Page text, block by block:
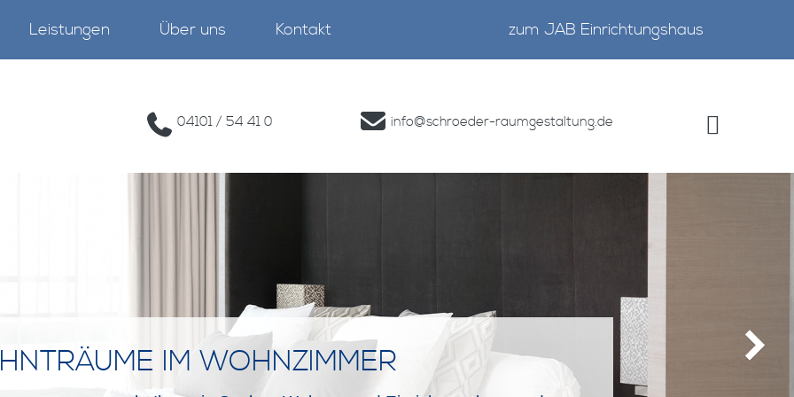
Leistungen Über uns Kontakt zum JAB Einrichtungshaus
04101 / 54 41 0 info@schroeder-raumgestaltung.de
IM WOHNZIMMER